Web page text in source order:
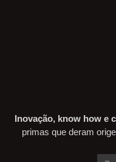
Inovação, know how e
primas que deram